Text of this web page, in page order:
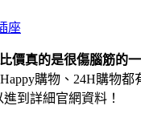
座
價真的是很傷腦筋的
購物、24H購物
到詳細官網資料！